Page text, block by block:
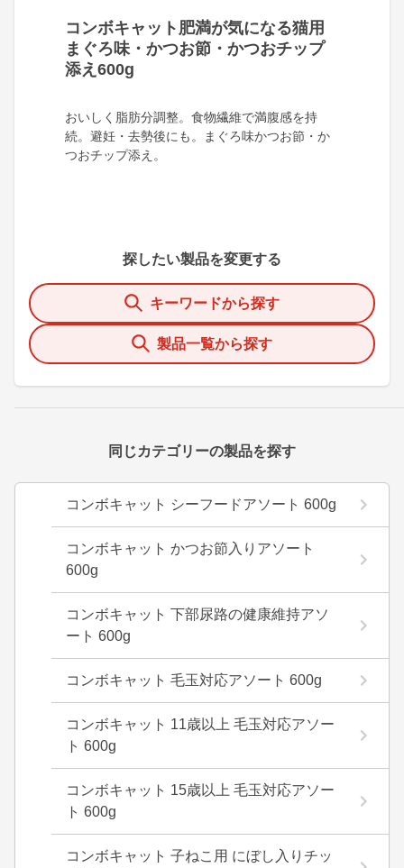
コンボキャット肥満が気になる猫用
まぐろ味・かつお節・かつおチップ
添え600g
おいしく脂肪分調整。食物繊維で満腹感を持
続。避妊・去勢後にも。まぐろ味かつお節・か
つおチップ添え。
探したい製品を変更する
キーワードから探す
製品一覧から探す
同じカテゴリーの製品を探す
コンボキャット シーフードアソート 600g
コンボキャット かつお節入りアソート
600g
コンボキャット 下部尿路の健康維持アソ
ート 600g
コンボキャット 毛玉対応アソート 600g
コンボキャット 11歳以上 毛玉対応アソー
ト 600g
コンボキャット 15歳以上 毛玉対応アソー
ト 600g
コンボキャット 子ねこ用 にぼし入りチッ